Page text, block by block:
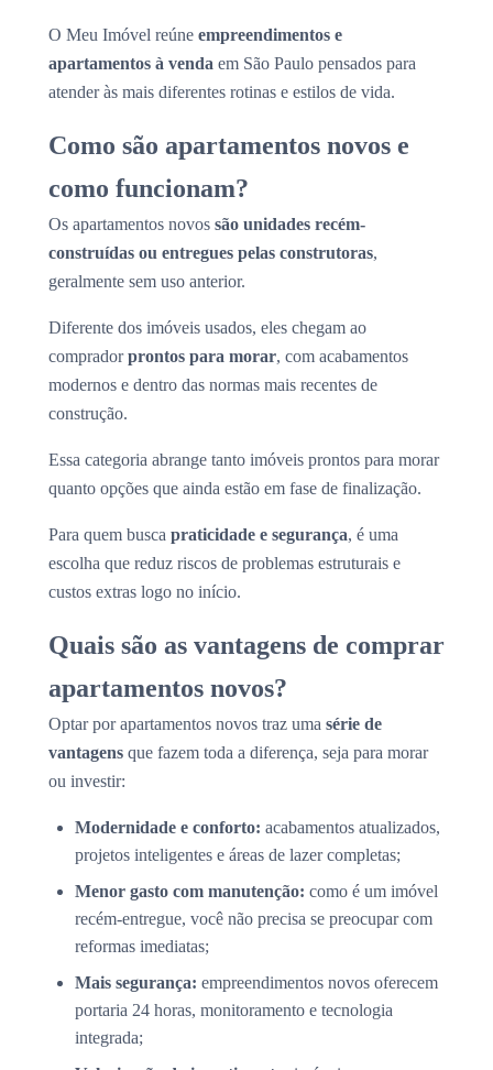
O Meu Imóvel reúne empreendimentos e
apartamentos à venda em São Paulo pensados para
atender às mais diferentes rotinas e estilos de vida.
Como são apartamentos novos e
como funcionam?
Os apartamentos novos são unidades recém-
construídas ou entregues pelas construtoras,
geralmente sem uso anterior.
Diferente dos imóveis usados, eles chegam ao
compradorprontos para morar, com acabamentos
modernos e dentro das normas mais recentes de
construção.
Essa categoria abrange tanto imóveis prontos para morar
quanto opções que ainda estão em fase de finalização.
Para quem busca praticidade e segurança, é uma
escolha que reduz riscos de problemas estruturais e
custos extras logo no início.
Quais são as vantagens de comprar
apartamentos novos?
Optar por apartamentos novos traz uma série de
vantagens que fazem toda a diferença, seja para morar
ou investir:
Modernidade e conforto: acabamentos atualizados,
projetos inteligentes e áreas de lazer completas;
Menor gasto com manutenção: como é um imóvel
recém-entregue, você não precisa se preocupar com
reformas imediatas;
Mais segurança: empreendimentos novos oferecem
portaria 24 horas, monitoramento e tecnologia
integrada;